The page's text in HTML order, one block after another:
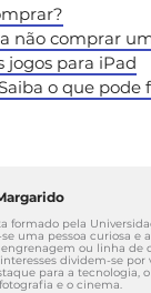
não comprar
jogos para iPad
o que pode
formado pela
uma pessoa curiosa e
ou linha de
dividem-se por
para a tecnologia,
e o cinema.